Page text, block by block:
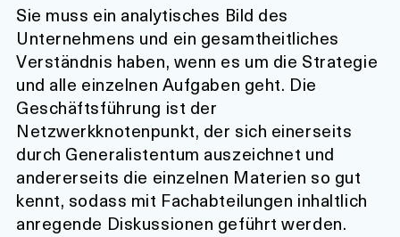
Sie muss ein analytisches Bild des
Unternehmens und ein gesamtheitliches
Verständnis haben, wenn es um die Strategie
und alle einzelnen Aufgaben geht. Die
Geschäftsführung ist der
Netzwerkknotenpunkt, der sich einerseits
durch Generalistentum auszeichnet und
andererseits die einzelnen Materien so gut
kennt, sodass mit Fachabteilungen inhaltlich
anregende Diskussionen geführt werden.